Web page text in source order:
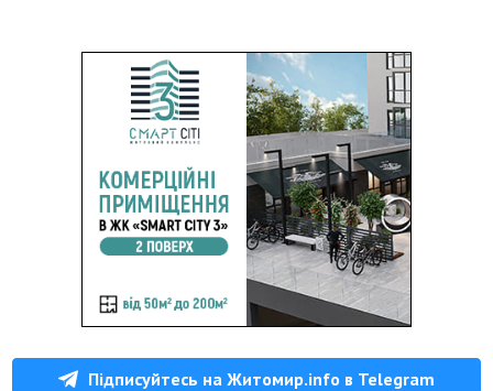
Підписуйтесь на Житомир.info в Telegram